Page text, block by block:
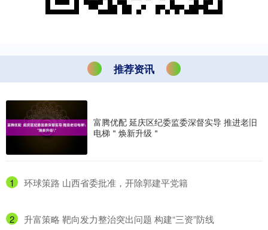
推荐资讯
富腾优配 延庆区纪委监委深督实导 推进老旧
电梯＂焕新升级＂
1 ​环球策路 山西省委批准，开除郭建平党籍
2 ​升富策略 靶向发力整治突出问题 构建“三资”防线